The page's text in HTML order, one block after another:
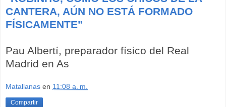
CANTERA, AÚN NO ESTÁ FORMADO
FÍSICAMENTE"
Pau Albertí, preparador físico del Real
Madrid en As
Matallanas en 11:08 a. m.
Compartir